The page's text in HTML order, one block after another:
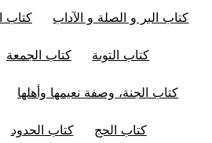
كتاب البر و الصلة و الآداب كتاب
كتاب التوبة كتاب الجمعة
كتاب الجنة، وصفة نعيمها وأهلها
كتاب الحج كتاب الحدود